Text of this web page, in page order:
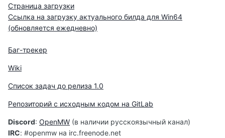
Страница загрузки
Ссылка на загрузку актуального билда для Win64
(обновляется ежедневно)
Баг-трекер
Wiki
Список задач до релиза 1.0
Репозиторий с исходным кодом на GitLab
Discord: OpenMW (в наличии русскоязычный канал)
IRC: #openmw на irc.freenode.net